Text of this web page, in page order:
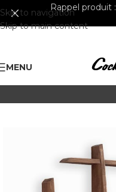
Skip to navigation
Skip to main content
Rappel produit :
MENU